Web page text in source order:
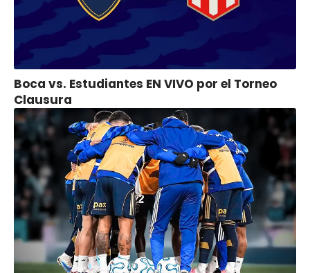
Boca vs. Estudiantes EN VIVO por el Torneo
Clausura